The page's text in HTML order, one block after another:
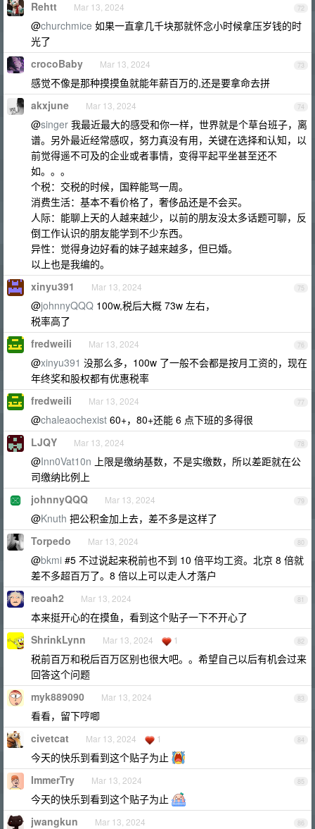
72
Rehtt Mar 13, 2024
@churchmice 如果一直拿几千块那就怀念小时候拿压岁钱的时
光了
73
crocoBaby Mar 13, 2024
感觉不像是那种摸摸鱼就能年薪百万的,还是要拿命去拼
74
akxjune Mar 13, 2024
@singer 我最近最大的感受和你一样，世界就是个草台班子，离
谱。另外最近经常感叹，努力真没有用，关键在选择和认知，以
前觉得遥不可及的企业或者事情，变得平起平坐甚至还不
如。。。
个税：交税的时候，国粹能骂一周。
消费生活：基本不看价格了，奢侈品还是不会买。
人际：能聊上天的人越来越少，以前的朋友没太多话题可聊，反
倒工作认识的朋友能学到不少东西。
异性：觉得身边好看的妹子越来越多，但已婚。
以上也是我编的。
75
xinyu391 Mar 13, 2024
@johnnyQQQ 100w,税后大概 73w 左右，
税率高了
76
fredweili Mar 13, 2024
@xinyu391 没那么多，100w 了一般不会都是按月工资的，现在
年终奖和股权都有优惠税率
77
fredweili Mar 13, 2024
@chaleaochexist 60+，80+还能 6 点下班的多得很
78
LJQY Mar 13, 2024
@Inn0Vat10n 上限是缴纳基数，不是实缴数，所以差距就在公
司缴纳比例上
79
johnnyQQQ Mar 13, 2024
@Knuth 把公积金加上去，差不多是这样了
80
Torpedo Mar 13, 2024
@bkmi #5 不过说起来税前也不到 10 倍平均工资。北京 8 倍就
差不多超百万了。8 倍以上可以走人才落户
81
reoah2 Mar 13, 2024
本来挺开心的在摸鱼，看到这个贴子一下不开心了
82
ShrinkLynn Mar 13, 2024 1
税前百万和税后百万区别也很大吧。。希望自己以后有机会过来
回答这个问题
83
myk889090 Mar 13, 2024
看看，留下哼唧
84
civetcat Mar 13, 2024 1
今天的快乐到看到这个贴子为止
85
ImmerTry Mar 13, 2024
今天的快乐到看到这个贴子为止
86
jwangkun Mar 13, 2024